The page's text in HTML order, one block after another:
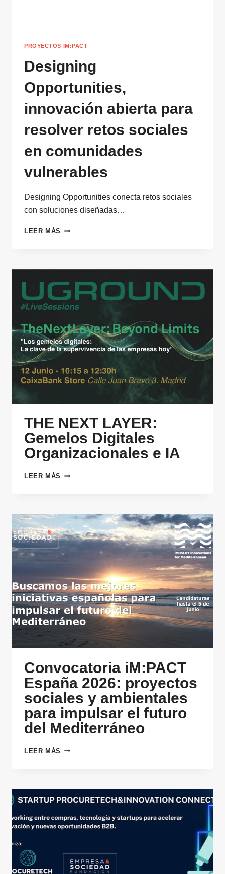
PROYECTOS IM:PACT
Designing
Opportunities,
innovación abierta para
resolver retos sociales
en comunidades
vulnerables
Designing Opportunities conecta retos sociales
con soluciones diseñadas…
LEER MÁS DESIGNING
PARA
RETOS
SOCIALES
EN
VULNERABLES
THE NEXT LAYER:
Gemelos Digitales
Organizacionales e IA
LEER MÁS THE
DIGITALES
ORGANIZACIONALES
E
Convocatoria iM:PACT
España 2026: proyectos
sociales y ambientales
para impulsar el futuro
del Mediterráneo
LEER MÁS CONVOCATORIA
PROYECTOS
SOCIALES
AMBIENTALES
PARA
FUTURO
DEL